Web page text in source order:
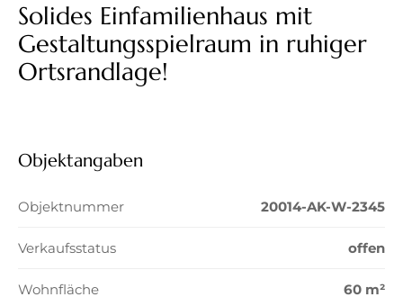
Solides Einfamilienhaus mit
Gestaltungsspielraum in ruhiger
Ortsrandlage!
Objektangaben
Objektnummer 20014-AK-W-2345
Verkaufsstatus offen
Wohnfläche 60 m²